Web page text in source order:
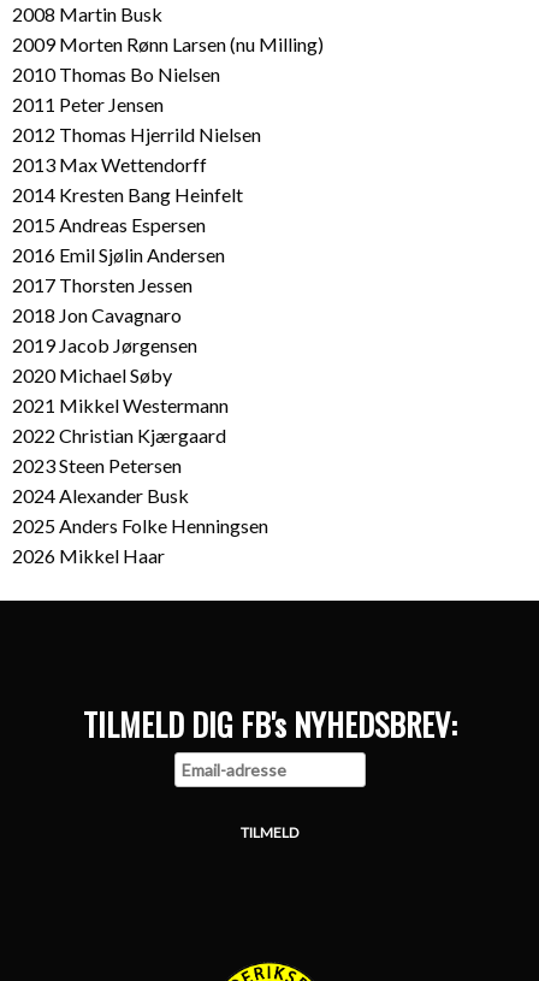
2008 Martin Busk
2009 Morten Rønn Larsen (nu Milling)
2010 Thomas Bo Nielsen
2011 Peter Jensen
2012 Thomas Hjerrild Nielsen
2013 Max Wettendorff
2014 Kresten Bang Heinfelt
2015 Andreas Espersen
2016 Emil Sjølin Andersen
2017 Thorsten Jessen
2018 Jon Cavagnaro
2019 Jacob Jørgensen
2020 Michael Søby
2021 Mikkel Westermann
2022 Christian Kjærgaard
2023 Steen Petersen
2024 Alexander Busk
2025 Anders Folke Henningsen
2026 Mikkel Haar
TILMELD DIG FB's NYHEDSBREV: